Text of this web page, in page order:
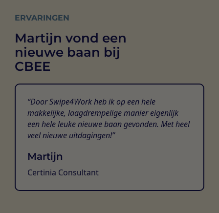
ERVARINGEN
Martijn vond een
nieuwe baan bij
CBEE
Door Swipe4Work heb ik op een hele
makkelijke, laagdrempelige manier eigenlijk
een hele leuke nieuwe baan gevonden. Met heel
veel nieuwe uitdagingen!
Martijn
Certinia Consultant